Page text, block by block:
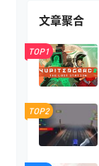
文章聚合
TOP1
TOP2